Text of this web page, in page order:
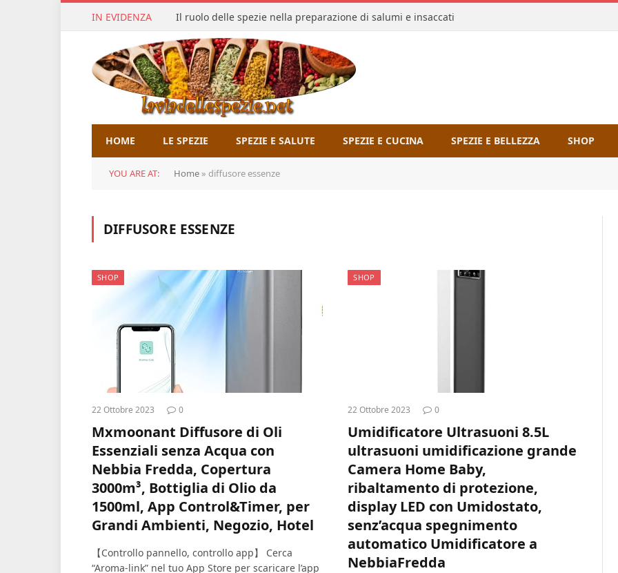
IN EVIDENZA Il ruolo delle spezie nella preparazione di salumi e insaccati
HOME LE SPEZIE SPEZIE E SALUTE SPEZIE E CUCINA SPEZIE E BELLEZZA SHOP
YOU ARE AT: Home » diffusore essenze
DIFFUSORE ESSENZE
SHOP
22 Ottobre 2023 0
Mxmoonant Diffusore di Oli
Essenziali senza Acqua con
Nebbia Fredda, Copertura
3000m³, Bottiglia di Olio da
1500ml, App Control&Timer, per
Grandi Ambienti, Negozio, Hotel
【Controllo pannello, controllo app】 Cerca
“Aroma-link” nel tuo App Store per scaricare l’app
SHOP
22 Ottobre 2023 0
Umidificatore Ultrasuoni 8.5L
ultrasuoni umidificazione grande
Camera Home Baby,
ribaltamento di protezione,
display LED con Umidostato,
senz’acqua spegnimento
automatico Umidificatore a
NebbiaFredda